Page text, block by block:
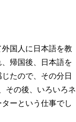
国人に日本語を教
帰国後、日本語を
たので、その分日
その後、いろいろネ
ーという仕事でし